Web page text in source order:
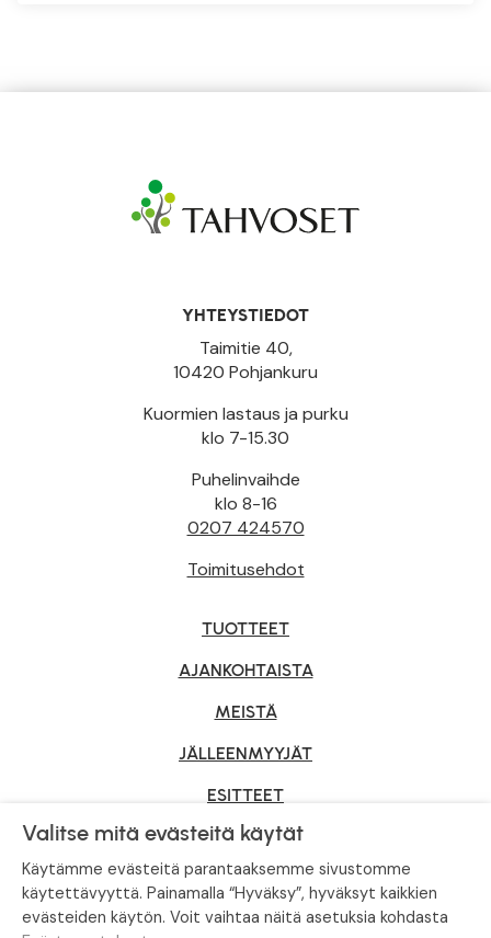
YHTEYSTIEDOT
Taimitie 40,
10420 Pohjankuru
Kuormien lastaus ja purku
klo 7-15.30
Puhelinvaihde
klo 8-16
0207 424570
Toimitusehdot
TUOTTEET
AJANKOHTAISTA
MEISTÄ
JÄLLEENMYYJÄT
ESITTEET
YRITYSMYYNTI
Valitse mitä evästeitä käytät
Käytämme evästeitä parantaaksemme sivustomme
käytettävyyttä. Painamalla “Hyväksy”, hyväksyt kaikkien
evästeiden käytön. Voit vaihtaa näitä asetuksia kohdasta